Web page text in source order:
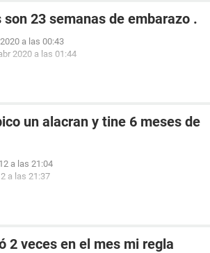
23 semanas de embarazo .
a las 00:43
2020 a las 01:44
un alacran y tine 6 meses de
a las 21:04
a las 21:37
2 veces en el mes mi regla